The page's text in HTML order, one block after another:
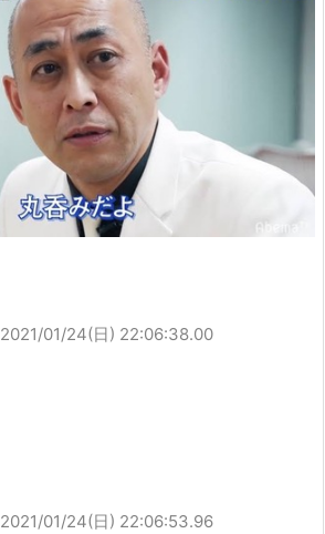
2021/01/24(日) 22:06:38.00
2021/01/24(日) 22:06:53.96